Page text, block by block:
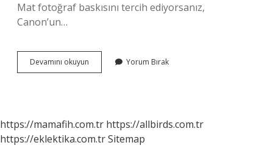
Mat fotoğraf baskısını tercih ediyorsanız,
Canon’un…
Devamını okuyun Fotoğraf
Baskısı
Yorum Bırak
https://mamafih.com.tr https://allbirds.com.tr
https://eklektika.com.trSitemap